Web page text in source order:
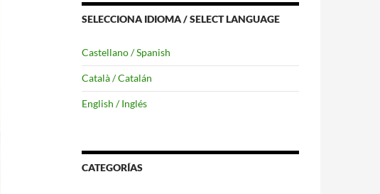
SELECCIONA IDIOMA / SELECT LANGUAGE
Castellano / Spanish
Català / Catalán
English / Inglés
CATEGORÍAS